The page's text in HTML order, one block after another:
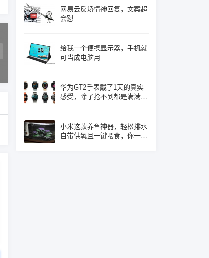
网易云反矫情神回复，文案超
会怼
给我一个便携显示器，手机就
可当成电脑用
华为GT2手表戴了1天的真实
感受，除了抢不到都是满满的
小米这款养鱼神器，轻松排水
自带供氧且一键喂食，你一定